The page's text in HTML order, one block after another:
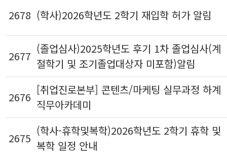
2678 (학사)2026학년도 2학기 재입학 허가 알림
2677
(졸업심사)2025학년도 후기 1차 졸업심사(계
절학기 및 조기졸업대상자 미포함)알림
2676
[취업진로본부] 콘텐츠/마케팅 실무과정 하계
직무아카데미
2675
(학사-휴학및복학)2026학년도 2학기 휴학 및
복학 일정 안내